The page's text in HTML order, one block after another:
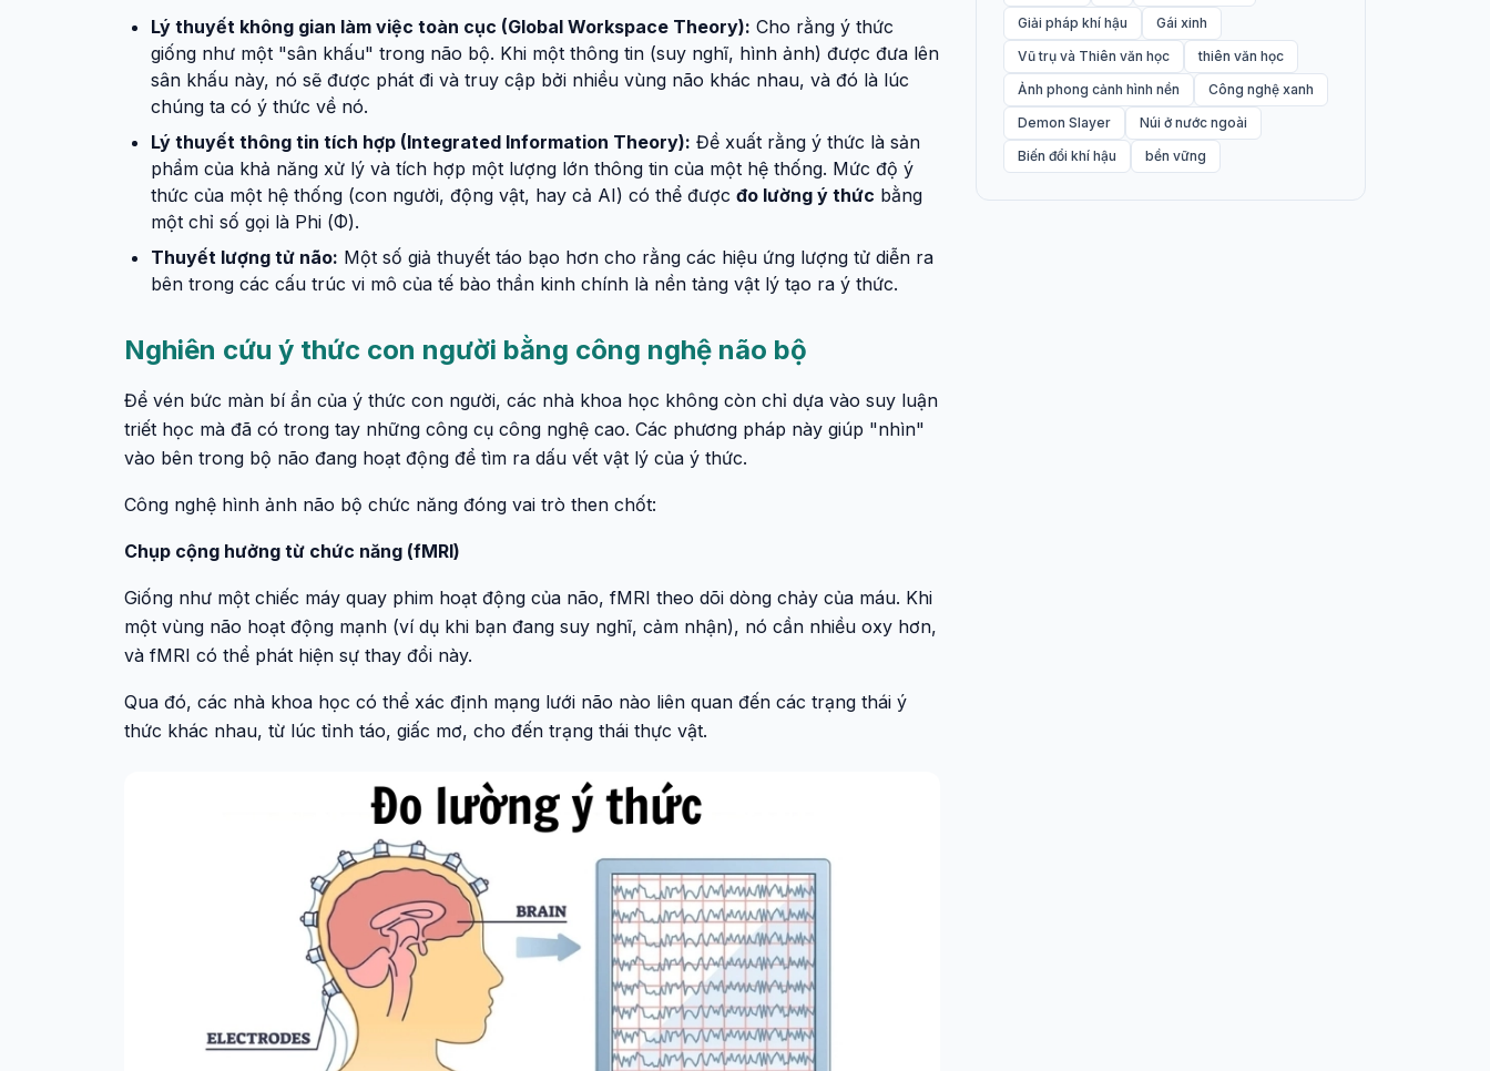
Lý thuyết không gian làm việc toàn cục (Global Workspace Theory): Cho rằng ý thức
giống như một "sân khấu" trong não bộ. Khi một thông tin (suy nghĩ, hình ảnh) được đưa lên
sân khấu này, nó sẽ được phát đi và truy cập bởi nhiều vùng não khác nhau, và đó là lúc
chúng ta có ý thức về nó.
Lý thuyết thông tin tích hợp (Integrated Information Theory): Đề xuất rằng ý thức là sản
phẩm của khả năng xử lý và tích hợp một lượng lớn thông tin của một hệ thống. Mức độ ý
thức của một hệ thống (con người, động vật, hay cả AI) có thể được đo lường ý thức bằng
một chỉ số gọi là Phi (Φ).
Thuyết lượng tử não: Một số giả thuyết táo bạo hơn cho rằng các hiệu ứng lượng tử diễn ra
bên trong các cấu trúc vi mô của tế bào thần kinh chính là nền tảng vật lý tạo ra ý thức.
Nghiên cứu ý thức con người bằng công nghệ não bộ
Để vén bức màn bí ẩn của ý thức con người, các nhà khoa học không còn chỉ dựa vào suy luận
triết học mà đã có trong tay những công cụ công nghệ cao. Các phương pháp này giúp "nhìn"
vào bên trong bộ não đang hoạt động để tìm ra dấu vết vật lý của ý thức.
Công nghệ hình ảnh não bộ chức năng đóng vai trò then chốt:
Chụp cộng hưởng từ chức năng (fMRI)
Giống như một chiếc máy quay phim hoạt động của não, fMRI theo dõi dòng chảy của máu. Khi
một vùng não hoạt động mạnh (ví dụ khi bạn đang suy nghĩ, cảm nhận), nó cần nhiều oxy hơn,
và fMRI có thể phát hiện sự thay đổi này.
Qua đó, các nhà khoa học có thể xác định mạng lưới não nào liên quan đến các trạng thái ý
thức khác nhau, từ lúc tỉnh táo, giấc mơ, cho đến trạng thái thực vật.
Giải pháp khí hậu
Gái xinh
Vũ trụ và Thiên văn học
thiên văn học
Ảnh phong cảnh hình nền
Công nghệ xanh
Demon Slayer
Núi ở nước ngoài
Biến đổi khí hậu
bền vững